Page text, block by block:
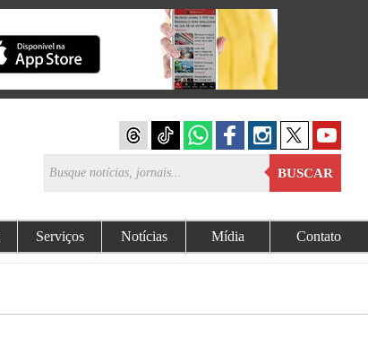
BUSCAR
Serviços Notícias Mídia Contato